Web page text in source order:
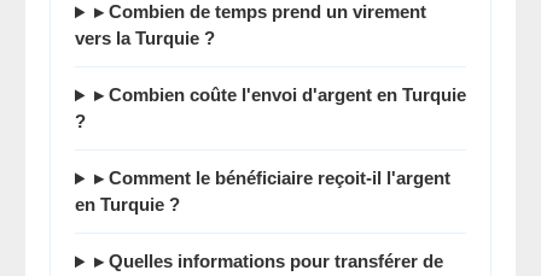
▸Combien de temps prend un virement
vers la Turquie ?
▸ Combien coûte l'envoi d'argent en Turquie
?
▸ Comment le bénéficiaire reçoit-il l'argent
en Turquie ?
▸ Quelles informations pour transférer de